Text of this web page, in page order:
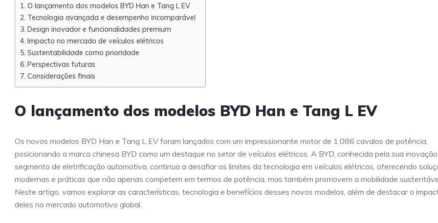
O lançamento dos modelos BYD Han e Tang L EV
Tecnologia avançada e desempenho incomparável
Design inovador e funcionalidades premium
Impacto no mercado de veículos elétricos
Sustentabilidade como prioridade
Perspectivas futuras
Considerações finais
O lançamento dos modelos BYD Han e Tang L EV
Os novos modelos BYD Han e Tang L EV foram lançados com um impressionante motor de 1.086 cavalos de potência,
posicionando a marca chinesa BYD como um destaque no setor de veículos elétricos. A BYD, conhecida pela sua
segmento de eletrificação automotiva, continua a desafiar os limites da tecnologia em veículos elétricos, oferecendo
modernas e práticas que não apenas competem em termos de potência, mas também promovem a mobilidade
Neste artigo, vamos explorar as características, tecnologia e benefícios desses novos modelos, além de destacar o
deles no mercado automotivo global.